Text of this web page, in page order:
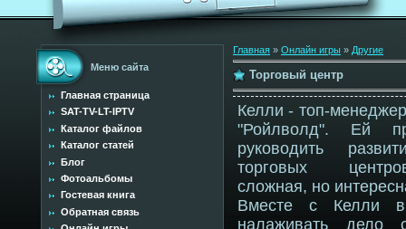
Меню сайта
Главная страница
SAT-TV-LT-IPTV
Каталог файлов
Каталог статей
Блог
Фотоальбомы
Гостевая книга
Обратная связь
Главная » Онлайн игры » Другие
Торговый центр
Келли - топ-
"Ройлволд". Ей
руководить
торговых
сложная, но
Вместе с Келли
налаживать дело